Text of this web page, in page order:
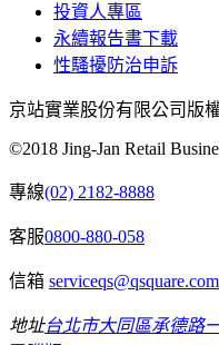
投資人專區
永續報告書下載
性騷擾防治申訴
京站實業股份有限公司版
©2018 Jing-Jan Retail
專線(02) 2182-8888
客服0800-880-058
信箱
地址台北市大同區承德路